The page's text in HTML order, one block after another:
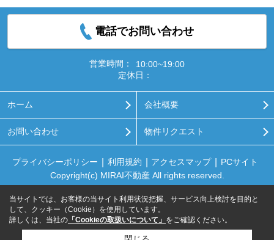
電話でお問い合わせ
営業時間：
10:00~19:00
定休日：
ホーム 会社概要
お問い合わせ 物件リクエスト
プライバシーポリシー 利用規約 アクセスマップ
PCサイト
Copyright(c) MIRAI不動産 All rights reserved.
当サイトでは、お客様の当サイト利用状況把握、サービス向上検討を目的と
して、クッキー（Cookie）を使用しています。
詳しくは、当社の 「Cookieの取扱いについて」 をご確認ください。